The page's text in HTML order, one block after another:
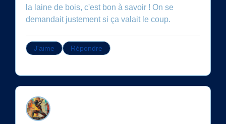
la laine de bois, c'est bon à savoir ! On se
demandait justement si ça valait le coup.
J'aime Répondre